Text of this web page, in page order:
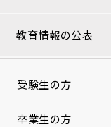
教育情報の公表
受験生の方
卒業生の方